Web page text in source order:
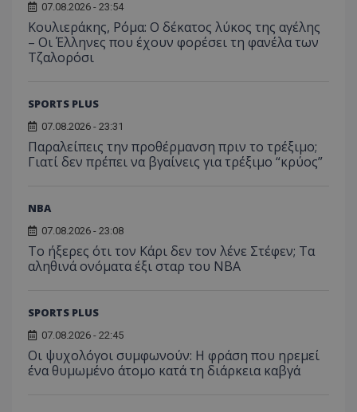
07.08.2026 - 23:54
Κουλιεράκης, Ρόμα: Ο δέκατος λύκος της αγέλης
– Οι Έλληνες που έχουν φορέσει τη φανέλα των
Τζαλορόσι
SPORTS PLUS
07.08.2026 - 23:31
Παραλείπεις την προθέρμανση πριν το τρέξιμο;
Γιατί δεν πρέπει να βγαίνεις για τρέξιμο “κρύος”
NBA
07.08.2026 - 23:08
Το ήξερες ότι τον Κάρι δεν τον λένε Στέφεν; Τα
αληθινά ονόματα έξι σταρ του NBA
SPORTS PLUS
07.08.2026 - 22:45
Οι ψυχολόγοι συμφωνούν: Η φράση που ηρεμεί
ένα θυμωμένο άτομο κατά τη διάρκεια καβγά